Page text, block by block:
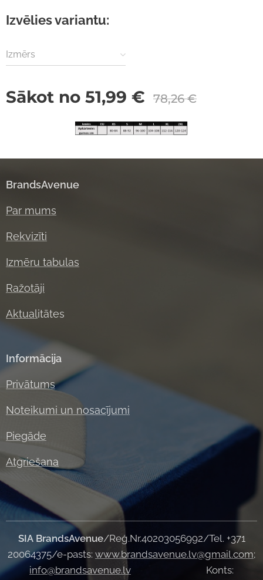
Izvēlies variantu:
Izmērs
Sākot no 51,99 € 78,26€
BrandsAvenue
Par mums
Rekvizīti
Izmēru tabulas
Ražotāji
Aktualitātes
Informācija
Privātums
Noteikumi un nosacījumi
Piegāde
Atgriešana
SIA BrandsAvenue/Reģ.Nr.40203056992/Tel. +371
20064375/e-pasts: www.brandsavenue.lv@gmail.com;
info@brandsavenue.lv Konts: